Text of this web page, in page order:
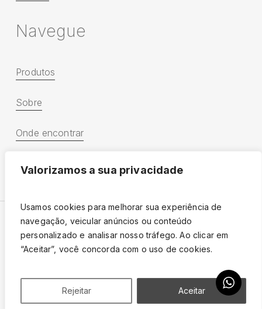
Valorizamos a sua privacidade
Usamos cookies para melhorar sua experiência de
navegação, veicular anúncios ou conteúdo
personalizado e analisar nosso tráfego. Ao clicar em
“Aceitar”, você concorda com o uso de cookies.
Rejeitar Aceitar
Navegue
Produtos
Sobre
Onde encontrar
Catálogo 2025
Escal 2025 – Todos os direitos reservados.